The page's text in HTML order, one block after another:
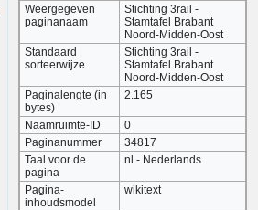
Weergegeven
paginanaam
Stichting 3rail -
Stamtafel Brabant
Noord-Midden-Oost
Standaard
sorteerwijze
Stichting 3rail -
Stamtafel Brabant
Noord-Midden-Oost
Paginalengte (in
bytes)
2.165
Naamruimte-ID
0
Paginanummer
34817
Taal voor de
pagina
nl - Nederlands
Pagina-
inhoudsmodel
wikitext